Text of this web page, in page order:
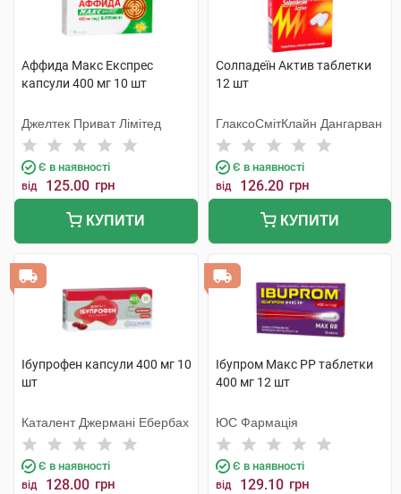
Аффида Макс Експрес
капсули 400 мг 10 шт
Джелтек Приват Лімітед
Є в наявності
від 125.00 грн
КУПИТИ
Солпадеїн Актив таблетки
12 шт
ГлаксоСмітКлайн Дангарван
Є в наявності
від 126.20 грн
КУПИТИ
Ібупрофен капсули 400 мг 10
шт
Каталент Джермані Ебербах
Є в наявності
від 128.00 грн
Ібупром Макс РР таблетки
400 мг 12 шт
ЮС Фармація
Є в наявності
від 129.10 грн